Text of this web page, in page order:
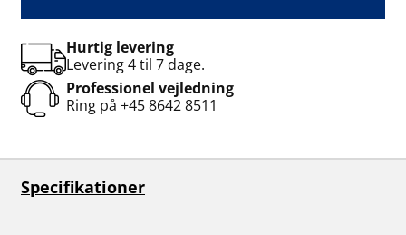
Hurtig levering
Levering 4 til 7 dage.
Professionel vejledning
Ring på +45 8642 8511
Specifikationer